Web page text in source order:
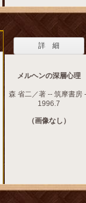
詳 細
メルヘンの深層心理
森 省二／著 -- 筑摩書房
1996.7
（画像なし）